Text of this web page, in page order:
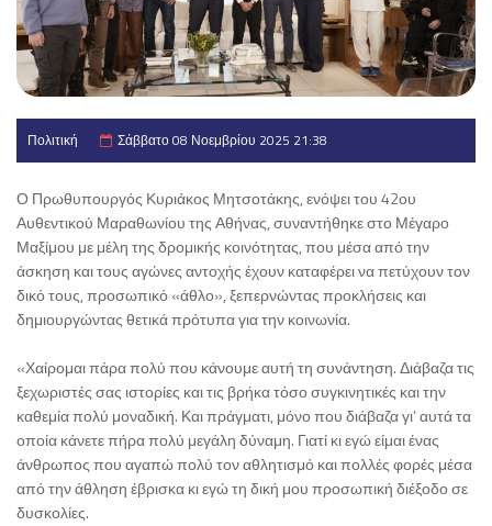
Πολιτική Σάββατο 08 Νοεμβρίου 2025 21:38
Ο Πρωθυπουργός Κυριάκος Μητσοτάκης, ενόψει του 42ου
Αυθεντικού Μαραθωνίου της Αθήνας, συναντήθηκε στο Μέγαρο
Μαξίμου με μέλη της δρομικής κοινότητας, που μέσα από την
άσκηση και τους αγώνες αντοχής έχουν καταφέρει να πετύχουν τον
δικό τους, προσωπικό «άθλο», ξεπερνώντας προκλήσεις και
δημιουργώντας θετικά πρότυπα για την κοινωνία.
«Χαίρομαι πάρα πολύ που κάνουμε αυτή τη συνάντηση. Διάβαζα τις
ξεχωριστές σας ιστορίες και τις βρήκα τόσο συγκινητικές και την
καθεμία πολύ μοναδική. Και πράγματι, μόνο που διάβαζα γι’ αυτά τα
οποία κάνετε πήρα πολύ μεγάλη δύναμη. Γιατί κι εγώ είμαι ένας
άνθρωπος που αγαπώ πολύ τον αθλητισμό και πολλές φορές μέσα
από την άθληση έβρισκα κι εγώ τη δική μου προσωπική διέξοδο σε
δυσκολίες.